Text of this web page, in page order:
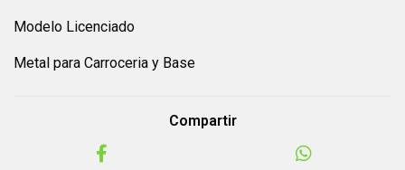
Modelo Licenciado
Metal para Carroceria y Base
Compartir